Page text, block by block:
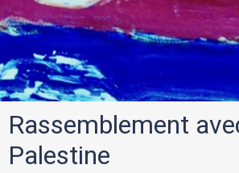
Rassemblement
Palestine